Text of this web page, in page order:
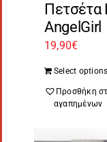
Πετσέτα
AngelGirl
19,90€
Select options
Προσθήκη
αγαπημένων